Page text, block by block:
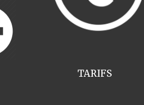
TARIFS